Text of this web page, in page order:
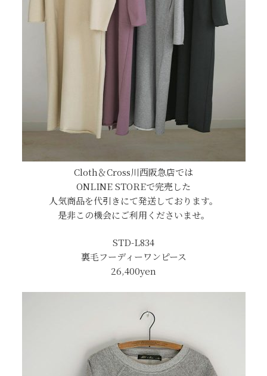
Cloth＆Cross川西阪急店では
ONLINE STOREで完売した
人気商品を代引きにて発送しております。
是非この機会にご利用くださいませ。
STD-L834
裏毛フーディーワンピース
26,400yen